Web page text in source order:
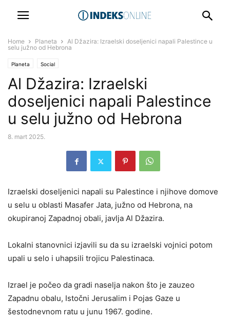
Home Planeta
Al Džazira: Izraelski doseljenici napali Palestince u
selu južno od Hebrona
Planeta Social
Al Džazira: Izraelski
doseljenici napali Palestince
u selu južno od Hebrona
8. mart 2025.
Izraelski doseljenici napali su Palestince i njihove domove
u selu u oblasti Masafer Jata, južno od Hebrona, na
okupiranoj Zapadnoj obali, javlja Al Džazira.
Lokalni stanovnici izjavili su da su izraelski vojnici potom
upali u selo i uhapsili trojicu Palestinaca.
Izrael je počeo da gradi naselja nakon što je zauzeo
Zapadnu obalu, Istočni Jerusalim i Pojas Gaze u
šestodnevnom ratu u junu 1967. godine.